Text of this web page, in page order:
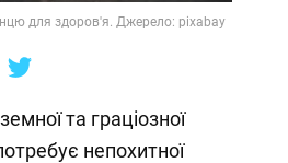
для здоров'я. Джерело: pixabay
та граціозної
непохитної